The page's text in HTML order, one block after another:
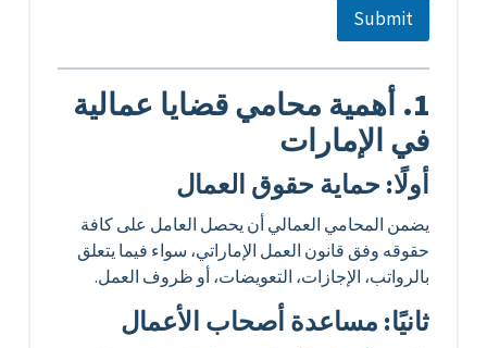
Submit
1. أهمية محامي قضايا عمالية
في الإمارات
أولًا: حماية حقوق العمال
يضمن المحامي العمالي أن يحصل العامل على كافة
حقوقه وفق قانون العمل الإماراتي، سواء فيما يتعلق
بالرواتب، الإجازات، التعويضات، أو ظروف العمل.
ثانيًا: مساعدة أصحاب الأعمال